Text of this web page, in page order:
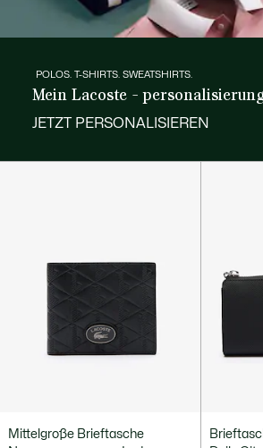
POLOS. T-SHIRTS. SWEATSHIRTS.
Mein Lacoste - personalisierung
JETZT PERSONALISIEREN
Mittelgroße Brieftasche